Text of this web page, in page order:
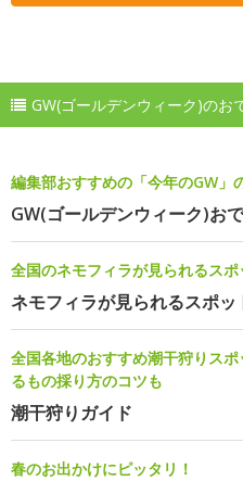
GW(ゴールデンウィーク)のお
編集部おすすめの「今年のGW」
GW(ゴールデンウィーク)お
全国のネモフィラが見られるス
ネモフィラが見られるスポッ
全国各地のおすすめ潮干狩りス
るもの採り方のコツも
潮干狩りガイド
春のお出かけにピッタリ！